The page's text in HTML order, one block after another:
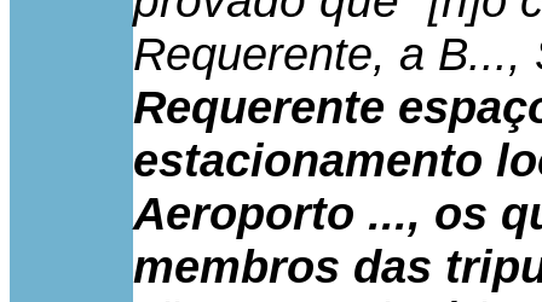
Requerente, a
Requerente
estacionamento
Aeroporto ..., os
membros das